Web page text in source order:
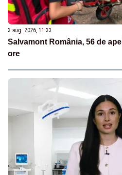
3 aug. 2026, 11:33
Salvamont România, 56 de
ore